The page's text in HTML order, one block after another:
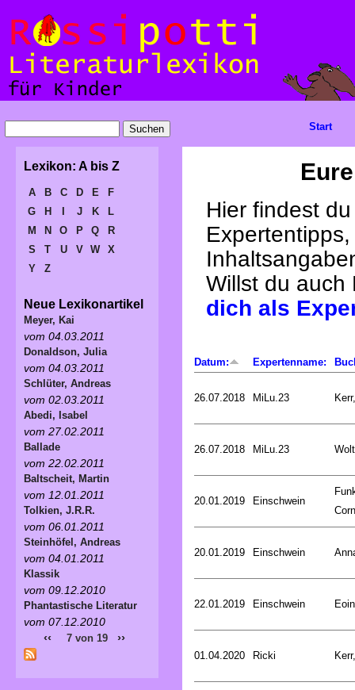
Hier findest
Willst du
dich als
Datum: Expertenname:
26.07.2018 MiLu.23
26.07.2018 MiLu.23
20.01.2019 Einschwein
20.01.2019 Einschwein
22.01.2019 Einschwein
01.04.2020 Ricki
Start
Lexikon: A bis Z
A B C D E
F
G
H J K
L
M
N O P Q
R
S
T U V W
X
Y
Z
Neue Lexikonartikel
Meyer, Kai
vom 04.03.2011
Donaldson, Julia
vom 04.03.2011
Schlüter, Andreas
vom 02.03.2011
Abedi, Isabel
vom 27.02.2011
Ballade
vom 22.02.2011
Baltscheit, Martin
vom 12.01.2011
Tolkien, J.R.R.
vom 06.01.2011
Steinhöfel, Andreas
vom 04.01.2011
Klassik
vom 09.12.2010
Phantastische Literatur
vom 07.12.2010
‹‹ 7 von 19 ››